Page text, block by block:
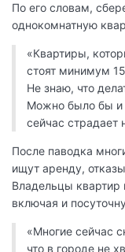
По его словам,
однокомнатную
«Квартиры,
стоят минимум
Не знаю, что
Можно было бы и
сейчас страдает
После паводка
ищут аренду,
Владельцы квартир
включая и
«Многие сейчас
что в городе не